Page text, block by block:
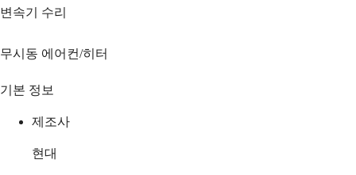
변속기 수리
무시동 에어컨/히터
기본 정보
제조사
현대